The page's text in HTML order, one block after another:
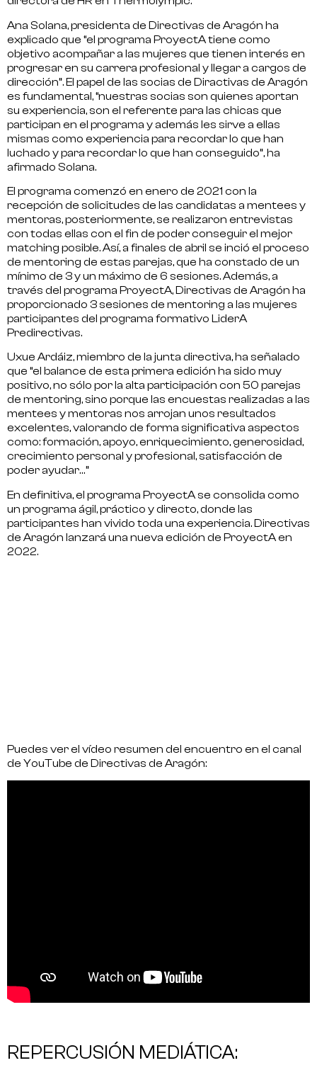
Ana Solana, presidenta de Directivas de Aragón ha
explicado que “el programa ProyectA tiene como
objetivo acompañar a las mujeres que tienen interés en
progresar en su carrera profesional y llegar a cargos de
dirección”. El papel de las socias de Diractivas de Aragón
es fundamental, “nuestras socias son quienes aportan
su experiencia, son el referente para las chicas que
participan en el programa y además les sirve a ellas
mismas como experiencia para recordar lo que han
luchado y para recordar lo que han conseguido”, ha
afirmado Solana.
El programa comenzó en enero de 2021 con la
recepción de solicitudes de las candidatas a mentees y
mentoras, posteriormente, se realizaron entrevistas
con todas ellas con el fin de poder conseguir el mejor
matching posible. Así, a finales de abril se inció el proceso
de mentoring de estas parejas, que ha constado de un
mínimo de 3 y un máximo de 6 sesiones. Además, a
través del programa ProyectA, Directivas de Aragón ha
proporcionado 3 sesiones de mentoring a las mujeres
participantes del programa formativo LiderA
Predirectivas.
Uxue Ardáiz, miembro de la junta directiva, ha señalado
que “el balance de esta primera edición ha sido muy
positivo, no sólo por la alta participación con 50 parejas
de mentoring, sino porque las encuestas realizadas a las
mentees y mentoras nos arrojan unos resultados
excelentes, valorando de forma significativa aspectos
como: formación, apoyo, enriquecimiento, generosidad,
crecimiento personal y profesional, satisfacción de
poder ayudar…”
En definitiva, el programa ProyectA se consolida como
un programa ágil, práctico y directo, donde las
participantes han vivido toda una experiencia. Directivas
de Aragón lanzará una nueva edición de ProyectA en
2022.
Puedes ver el vídeo resumen del encuentro en el canal
de YouTube de Directivas de Aragón:
REPERCUSIÓN MEDIÁTICA: